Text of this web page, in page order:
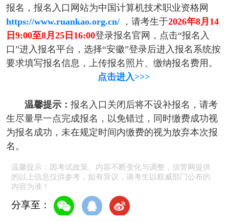
报名，报名入口网站为中国计算机技术职业资格网
https://www.ruankao.org.cn/，请考生于2026年8月14
日9:00至8月25日16:00登录报名官网，点击“报名入
口”进入报名平台，选择“安徽”登录后进入报名系统按
要求填写报名信息，上传报名照片、缴纳报名费用。
点击进入>>>
温馨提示： 报名入口关闭后将不设补报名，请考
生尽量早一点完成报名，以免错过，同时缴费成功视
为报名成功，未在规定时间内缴费的视为放弃本次报
名。
温馨提示：因考试政策、内容不断变化与调整，信管网提供
的以上信息仅供参考，如有异议，请考生以权威部门公布的
内容为准！
分享至：